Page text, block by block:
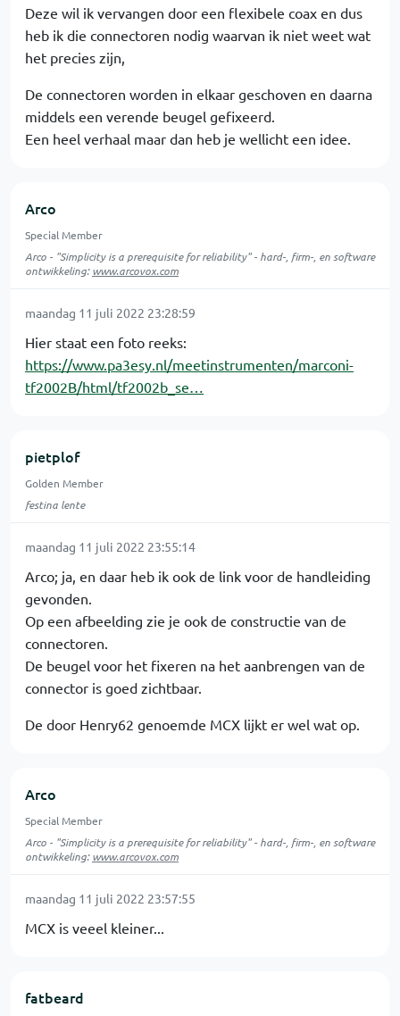
Deze wil ik vervangen door een flexibele coax en dus
heb ik die connectoren nodig waarvan ik niet weet wat
het precies zijn,
De connectoren worden in elkaar geschoven en daarna
middels een verende beugel gefixeerd.
Een heel verhaal maar dan heb je wellicht een idee.
Arco
Special Member
Arco - "Simplicity is a prerequisite for reliability" - hard-, firm-, en software
ontwikkeling:www.arcovox.com
maandag 11 juli 2022 23:28:59
Hier staat een foto reeks:
https://www.pa3esy.nl/meetinstrumenten/marconi-
tf2002B/html/tf2002b_se…
pietplof
Golden Member
festina lente
maandag 11 juli 2022 23:55:14
Arco; ja, en daar heb ik ook de link voor de handleiding
gevonden.
Op een afbeelding zie je ook de constructie van de
connectoren.
De beugel voor het fixeren na het aanbrengen van de
connector is goed zichtbaar.
De door Henry62 genoemde MCX lijkt er wel wat op.
Arco
Special Member
Arco - "Simplicity is a prerequisite for reliability" - hard-, firm-, en software
ontwikkeling:www.arcovox.com
maandag 11 juli 2022 23:57:55
MCX is veeel kleiner...
fatbeard